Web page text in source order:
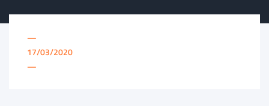
—
17/03/2020
—